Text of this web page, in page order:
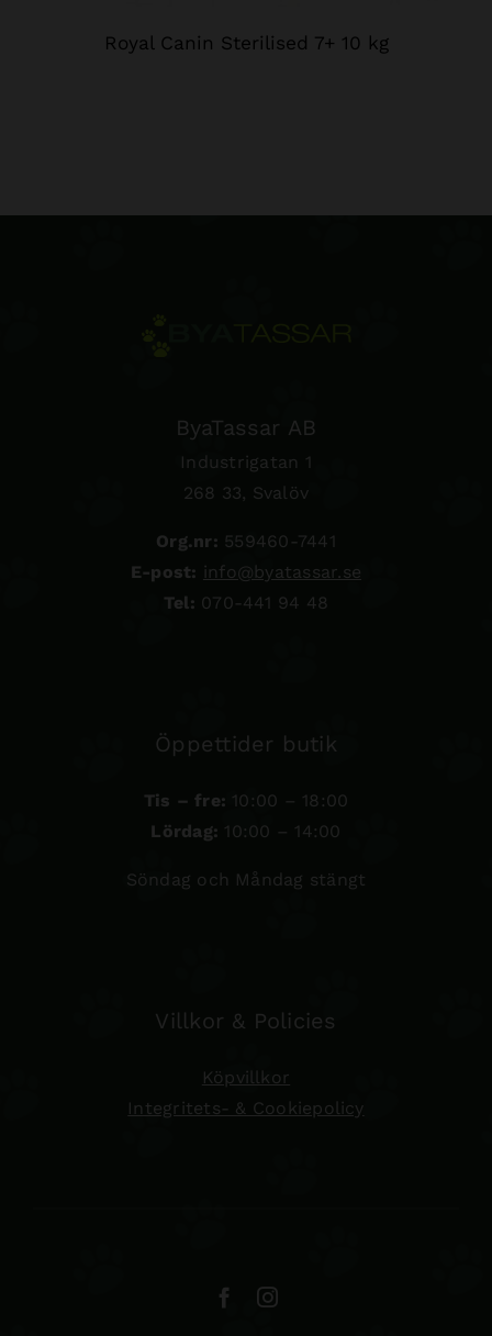
Royal Canin Sterilised 7+ 10 kg
ByaTassar AB
Industrigatan 1
268 33, Svalöv
Org.nr: 559460-7441
E-post: info@byatassar.se
Tel: 070-441 94 48
Öppettider butik
Tis – fre: 10:00 – 18:00
Lördag: 10:00 – 14:00
Söndag och Måndag stängt
Villkor & Policies
Köpvillkor
Integritets- & Cookiepolicy